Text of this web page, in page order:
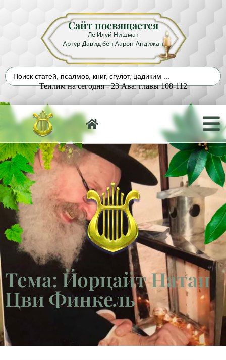
Сайт посвящается
Ле Илуй Нишмат
Артур-Давид бен Аарон-Андижан
Теилим на сегодня - 23 Ава: главы 108-112
Тема: Йорцайт Натан
Цви Финкель